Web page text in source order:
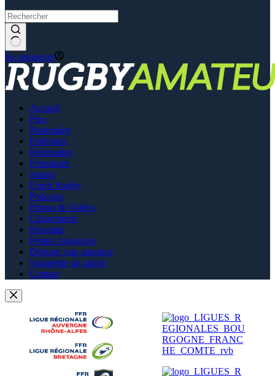
Se connecter
Accueil
Pros
Nationales
Fédérales
Régionales
Féminines
Jeunes
Esprit Rugby
Podcasts
Photos & Vidéos
Classements
Résultats
Petites Annonces
Déposer une annonce
Soumettre un article
Contact